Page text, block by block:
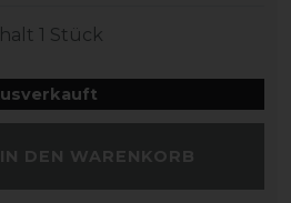
1 Stück
IN DEN WARENKORB